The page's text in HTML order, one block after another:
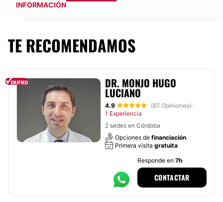
INFORMACIÓN
TE RECOMENDAMOS
DR. MONJO HUGO
LUCIANO
4.9 (87 Opiniones)·
1 Experiencia
2 sedes en Córdoba
Opciones de financiación
Primera visita gratuita
Responde en 7h
CONTACTAR